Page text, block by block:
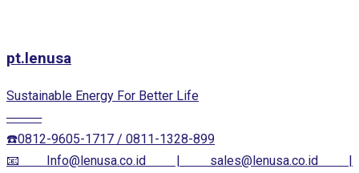
pt.lenusa
Sustainable Energy For Better Life
────
☎️0812-9605-1717 / 0811-1328-899
📧Info@lenusa.co.id | sales@lenusa.co.id |